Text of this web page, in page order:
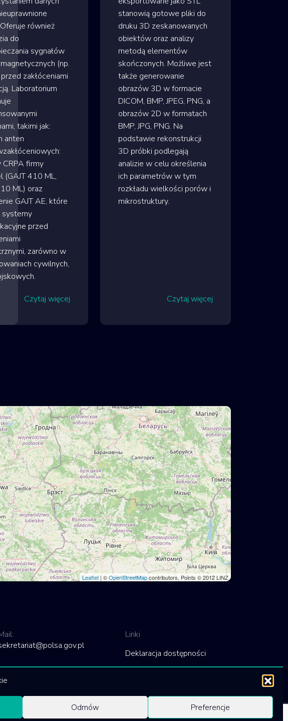
Odmów Preferencje
również
do
sygnałów
(np.
zakłóceniami
Laboratorium
takimi jak:
anten
firmy
(GAJT 410 ML,
ML) oraz
GAJT AE, które
systemy
przed
zarówno w
cywilnych,
Czytaj więcej
stanowią gotowe pliki do
druku 3D zeskanowanych
obiektów oraz analizy
metodą elementów
skończonych. Możliwe jest
także generowanie
obrazów 3D w formacie
DICOM, BMP, JPEG, PNG, a
obrazów 2D w formatach
BMP, JPG, PNG. Na
podstawie rekonstrukcji
3D próbki podlegają
analizie w celu określenia
ich parametrów w tym
rozkładu wielkości porów i
mikrostruktury.
Czytaj więcej
Leaflet | ©OpenStreetMapcontributors, Points © 2012 LINZ
Linki
Deklaracja dostępności